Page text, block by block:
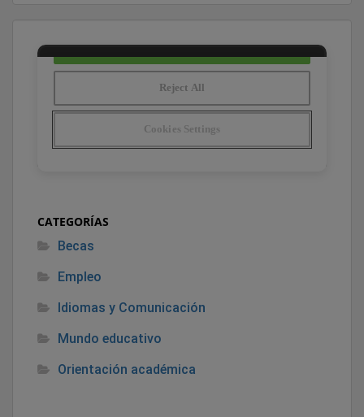
CATEGORÍAS
Becas
Empleo
Idiomas y Comunicación
Mundo educativo
Orientación académica